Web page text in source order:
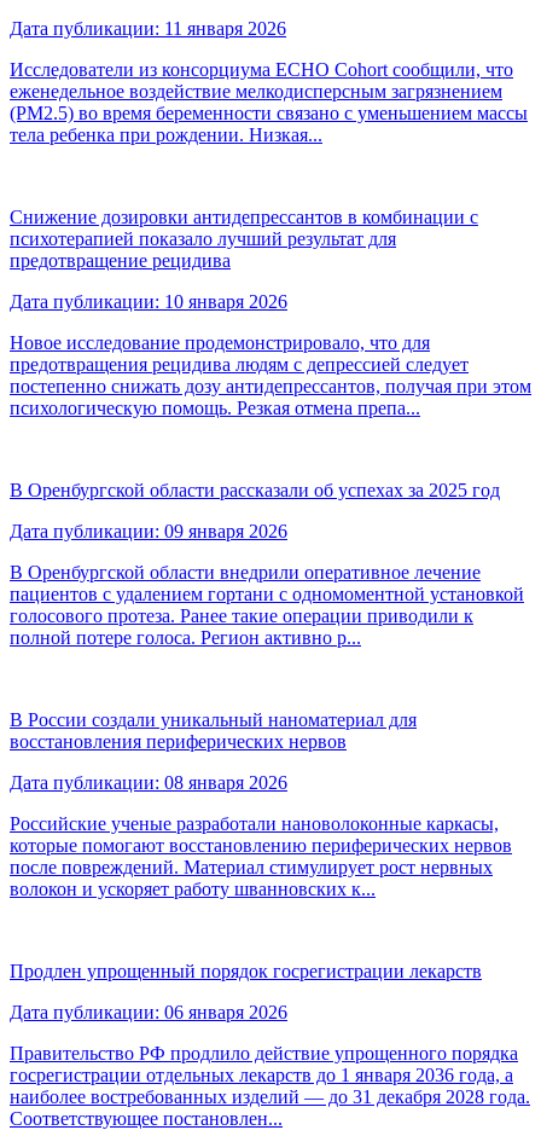
Дата публикации: 11 января 2026
Исследователи из консорциума ECHO Cohort сообщили, что
еженедельное воздействие мелкодисперсным загрязнением
(PM2.5) во время беременности связано с уменьшением массы
тела ребенка при рождении. Низкая...
Снижение дозировки антидепрессантов в комбинации с
психотерапией показало лучший результат для
предотвращение рецидива
Дата публикации: 10 января 2026
Новое исследование продемонстрировало, что для
предотвращения рецидива людям с депрессией следует
постепенно снижать дозу антидепрессантов, получая при этом
психологическую помощь. Резкая отмена препа...
В Оренбургской области рассказали об успехах за 2025 год
Дата публикации: 09 января 2026
В Оренбургской области внедрили оперативное лечение
пациентов с удалением гортани с одномоментной установкой
голосового протеза. Ранее такие операции приводили к
полной потере голоса. Регион активно р...
В России создали уникальный наноматериал для
восстановления периферических нервов
Дата публикации: 08 января 2026
Российские ученые разработали нановолоконные каркасы,
которые помогают восстановлению периферических нервов
после повреждений. Материал стимулирует рост нервных
волокон и ускоряет работу шванновских к...
Продлен упрощенный порядок госрегистрации лекарств
Дата публикации: 06 января 2026
Правительство РФ продлило действие упрощенного порядка
госрегистрации отдельных лекарств до 1 января 2036 года, а
наиболее востребованных изделий — до 31 декабря 2028 года.
Соответствующее постановлен...